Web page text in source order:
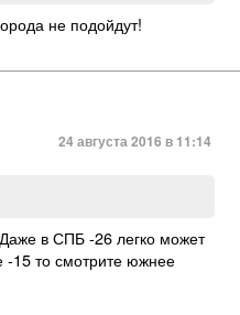
не подойдут!
24 августа 2016 в 11:14
в СПБ -26 легко может
-15 то смотрите южнее